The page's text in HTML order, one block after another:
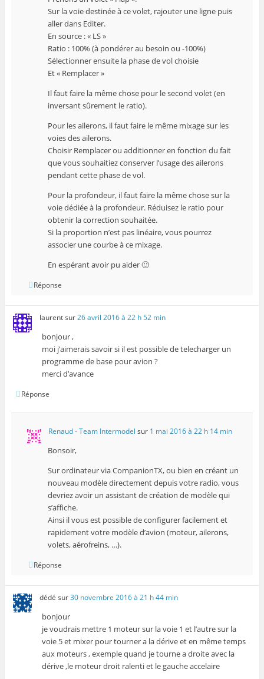
Sur la voie destinée à ce volet, rajouter une ligne puis
aller dans Editer.
En source : « LS »
Ratio : 100% (à pondérer au besoin ou -100%)
Sélectionner ensuite la phase de vol choisie
Et « Remplacer »
Il faut faire la même chose pour le second volet (en
inversant sûrement le ratio).
Pour les ailerons, il faut faire le même mixage sur les
voies des ailerons.
Choisir Remplacer ou additionner en fonction du fait
que vous souhaitiez conserver l’usage des ailerons
pendant cette phase de vol.
Pour la profondeur, il faut faire la même chose sur la
voie dédiée à la profondeur. Réduisez le ratio pour
obtenir la correction souhaitée.
Si la proportion n’est pas linéaire, vous pourrez
associer une courbe à ce mixage.
En espérant avoir pu aider 🙂
Réponse
laurentsur26 avril 2016 à 22 h 52 min
bonjour ,
moi j’aimerais savoir si il est possible de telecharger un
programme de base pour avion ?
merci d’avance
Réponse
Renaud - Team Intermodel sur 1 mai 2016 à 22 h 14 min
Bonsoir,
Sur ordinateur via CompanionTX, ou bien en créant un
nouveau modèle directement depuis votre radio, vous
devriez avoir un assistant de création de modèle qui
s’affiche.
Ainsi il vous est possible de configurer facilement et
rapidement votre modèle d’avion (moteur, ailerons,
volets, aérofreins, …).
Réponse
dédé sur30 novembre 2016 à 21 h 44 min
bonjour
je voudrais mettre 1 moteur sur la voie 1 et l’autre sur la
voie 5 et mixer pour tourner a la dérive et en même temps
aux moteurs , exemple quand je tourne a droite avec la
dérive ,le moteur droit ralenti et le gauche accelaire